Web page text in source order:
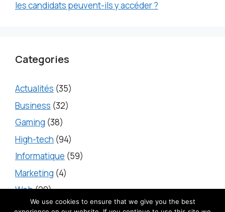
les candidats peuvent-ils y accéder ?
Categories
Actualités (35)
Business (32)
Gaming (38)
High-tech (94)
Informatique (59)
Marketing (4)
Web(20)
We use cookies to ensure that we give you the best